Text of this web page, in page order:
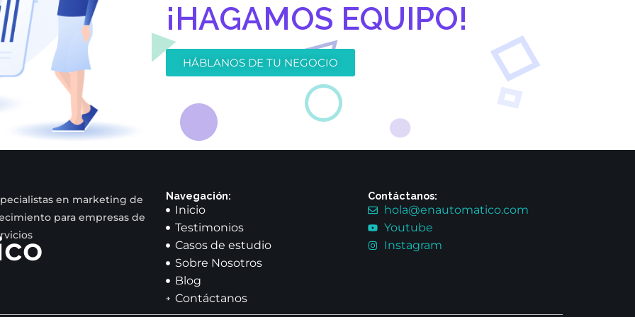
¡HAGAMOS EQUIPO!
HÁBLANOS DE TU NEGOCIO
en marketing de
para empresas de
Navegación:
Inicio
Testimonios
Casos de estudio
Sobre Nosotros
Blog
Contáctanos
Contáctanos:
hola@enautomatico.com
Youtube
Instagram